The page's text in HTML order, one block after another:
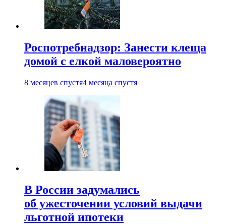
Роспотребнадзор: Занести клеща
домой с елкой маловероятно
8 месяцев спустя4 месяца спустя
В России задумались
об ужесточении условий выдачи
льготной ипотеки